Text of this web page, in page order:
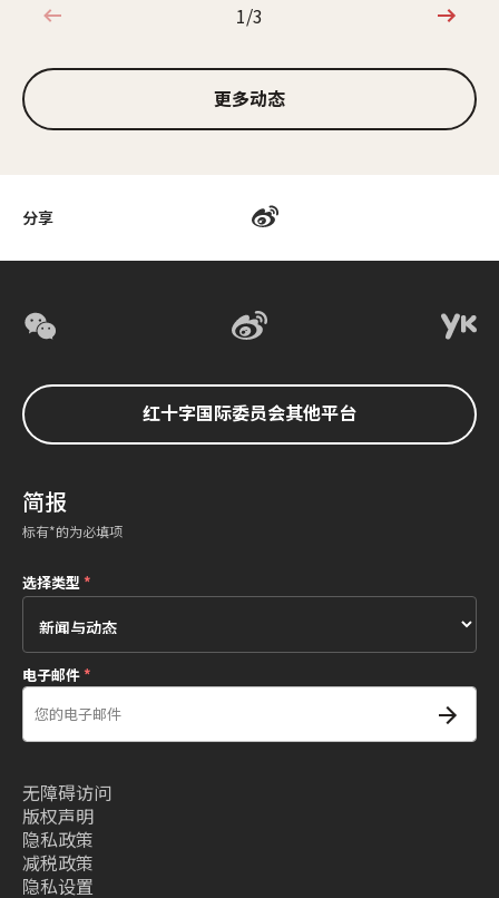
分享
1/3
1/3
更多动态
红十字国际委员会其他平台
简报
标有*的为必填项
选择类型 *
电子邮件*
无障碍访问
版权声明
隐私政策
减税政策
隐私设置